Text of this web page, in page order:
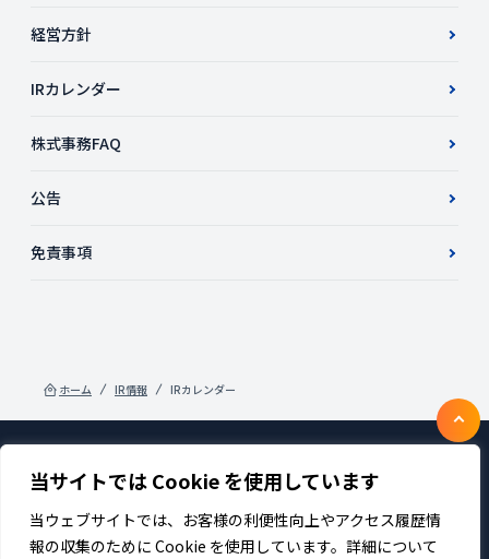
当サイトでは Cookie を使用しています
当ウェブサイトでは、お客様の利便性向上やアクセス履歴情
報の収集のために Cookie を使用しています。詳細について
経営方針
IRカレンダー
株式事務FAQ
公告
免責事項
ホーム IR情報 IRカレンダー
製品・サービス 企業情報
採用
IR情報
ニュース
サステナビリティ
プライバシーポリシー
お問い合わせ